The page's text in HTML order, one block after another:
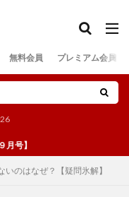
無料会員 プレミアム会員
のはなぜ？【疑問氷解】